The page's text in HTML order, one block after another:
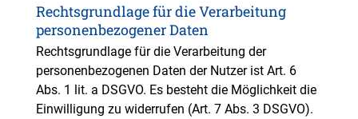
Rechtsgrundlage für die Verarbeitung
personenbezogener Daten
Rechtsgrundlage für die Verarbeitung der
personenbezogenen Daten der Nutzer ist Art. 6
Abs. 1 lit. a DSGVO. Es besteht die Möglichkeit die
Einwilligung zu widerrufen (Art. 7 Abs. 3 DSGVO).